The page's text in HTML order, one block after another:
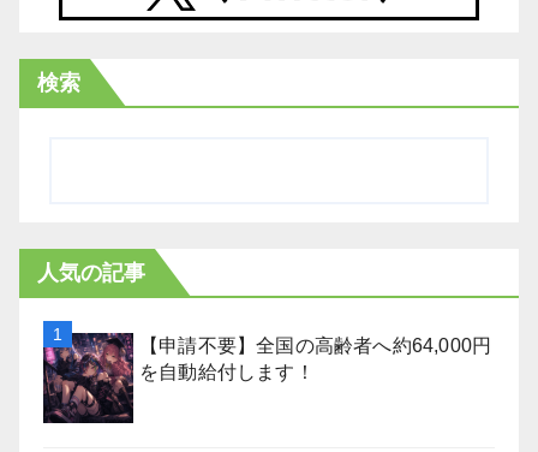
検索
人気の記事
【申請不要】全国の高齢者へ約64,000円
を自動給付します！